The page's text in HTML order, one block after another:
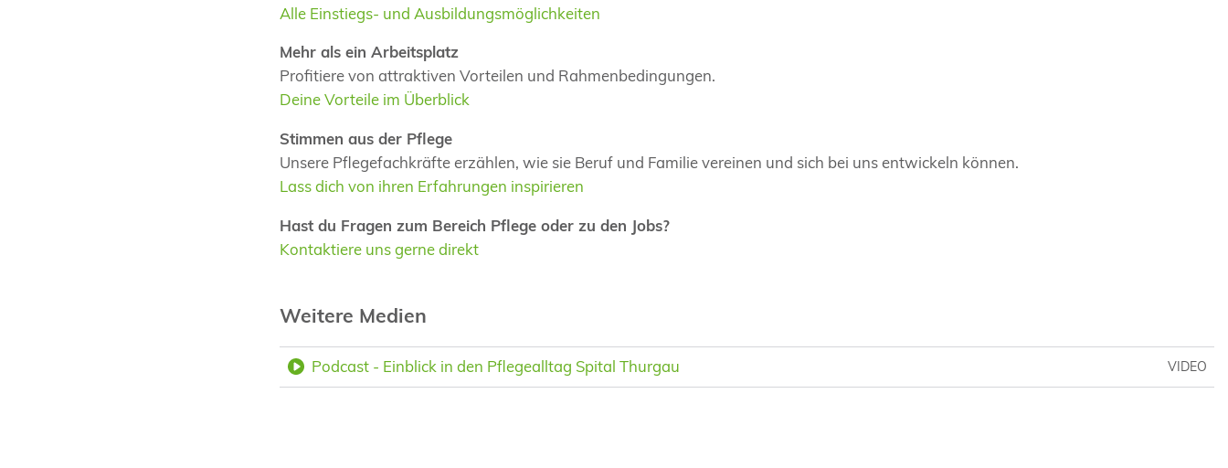
Alle Einstiegs- und Ausbildungsmöglichkeiten
Mehr als ein Arbeitsplatz
Profitiere von attraktiven Vorteilen und Rahmenbedingungen.
Deine Vorteile im Überblick
Stimmen aus der Pflege
Unsere Pflegefachkräfte erzählen, wie sie Beruf und Familie vereinen und sich bei uns entwickeln können.
Lass dich von ihren Erfahrungen inspirieren
Hast du Fragen zum Bereich Pflege oder zu den Jobs?
Kontaktiere uns gerne direkt
Weitere Medien
Podcast - Einblick in den Pflegealltag Spital Thurgau VIDEO